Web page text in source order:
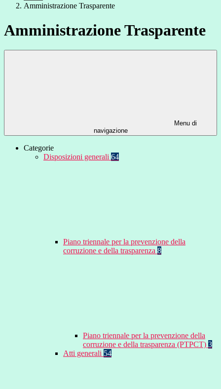
Amministrazione Trasparente
Amministrazione Trasparente
Menu di
navigazione
Categorie
Disposizioni generali 64
Piano triennale per la prevenzione della
corruzione e della trasparenza 8
Piano triennale per la prevenzione della
corruzione e della trasparenza (PTPCT) 3
Atti generali 54